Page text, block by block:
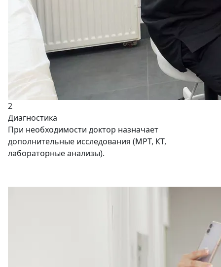
2
Диагностика
При необходимости доктор назначает
дополнительные исследования (МРТ, КТ,
лабораторные анализы).